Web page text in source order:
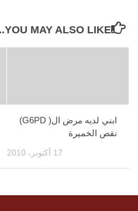
YOU MAY ALSO LIKE...
ابني لديه مرض ال( G6PD)
نقص الخميرة
17 أكتوبر، 2010